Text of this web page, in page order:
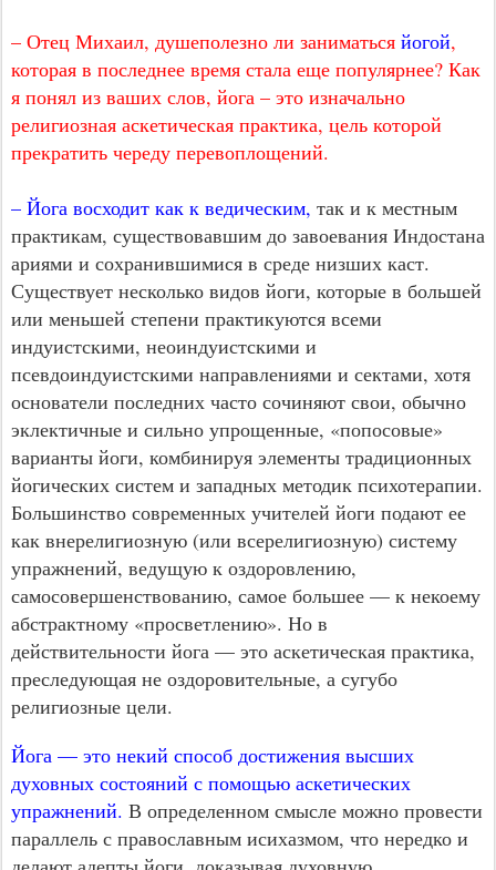
– Отец Михаил, душеполезно ли заниматься йогой,
которая в последнее время стала еще популярнее? Как
я понял из ваших слов, йога – это изначально
религиозная аскетическая практика, цель которой
прекратить череду перевоплощений.
– Йога восходит как к ведическим, так и к местным
практикам, существовавшим до завоевания Индостана
ариями и сохранившимися в среде низших каст.
Существует несколько видов йоги, которые в большей
или меньшей степени практикуются всеми
индуистскими, неоиндуистскими и
псевдоиндуистскими направлениями и сектами, хотя
основатели последних часто сочиняют свои, обычно
эклектичные и сильно упрощенные, «попосовые»
варианты йоги, комбинируя элементы традиционных
йогических систем и западных методик психотерапии.
Большинство современных учителей йоги подают ее
как внерелигиозную (или всерелигиозную) систему
упражнений, ведущую к оздоровлению,
самосовершенствованию, самое большее — к некоему
абстрактному «просветлению». Но в
действительности йога — это аскетическая практика,
преследующая не оздоровительные, а сугубо
религиозные цели.
Йога — это некий способ достижения высших
духовных состояний с помощью аскетических
упражнений. В определенном смысле можно провести
параллель с православным исихазмом, что нередко и